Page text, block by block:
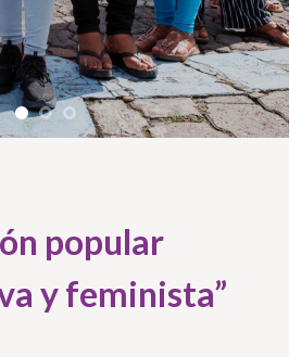
popular
y feminista”